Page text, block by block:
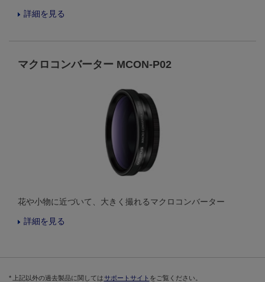
詳細を見る
マクロコンバーター MCON-P02
花や小物に近づいて、大きく撮れるマクロコンバーター
詳細を見る
上記以外の過去製品に関しては サポートサイト をご覧ください。